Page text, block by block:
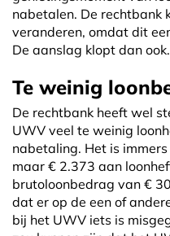
nabetalen. De rechtbank
veranderen, omdat dit
De aanslag klopt dan ook.
Te weinig
De rechtbank heeft wel
UWV veel te weinig
nabetaling. Het is
maar € 2.373 aan
brutoloonbedrag van €
dat er op de een of
bij het UWV iets is